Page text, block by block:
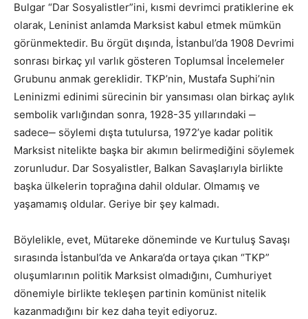
Bulgar “Dar Sosyalistler”ini, kısmi devrimci pratiklerine ek
olarak, Leninist anlamda Marksist kabul etmek mümkün
görünmektedir. Bu örgüt dışında, İstanbul’da 1908 Devrimi
sonrası birkaç yıl varlık gösteren Toplumsal İncelemeler
Grubunu anmak gereklidir. TKP’nin, Mustafa Suphi’nin
Leninizmi edinimi sürecinin bir yansıması olan birkaç aylık
sembolik varlığından sonra, 1928-35 yıllarındaki ‒
sadece‒ söylemi dışta tutulursa, 1972’ye kadar politik
Marksist nitelikte başka bir akımın belirmediğini söylemek
zorunludur. Dar Sosyalistler, Balkan Savaşlarıyla birlikte
başka ülkelerin toprağına dahil oldular. Olmamış ve
yaşamamış oldular. Geriye bir şey kalmadı.
Böylelikle, evet, Mütareke döneminde ve Kurtuluş Savaşı
sırasında İstanbul’da ve Ankara’da ortaya çıkan “TKP”
oluşumlarının politik Marksist olmadığını, Cumhuriyet
dönemiyle birlikte tekleşen partinin komünist nitelik
kazanmadığını bir kez daha teyit ediyoruz.